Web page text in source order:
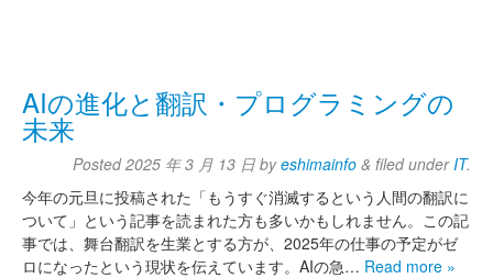
AIの進化と翻訳・プログラミングの
未来
Posted2025 年 3 月 13 日 byeshimainfo & filed under IT.
今年の元旦に投稿された「もうすぐ消滅するという人間の翻訳に
ついて」という記事を読まれた方も多いかもしれません。この記
事では、舞台翻訳を生業とする方が、2025年の仕事の予定がゼ
ロになったという現状を伝えています。AIの急… Read more »